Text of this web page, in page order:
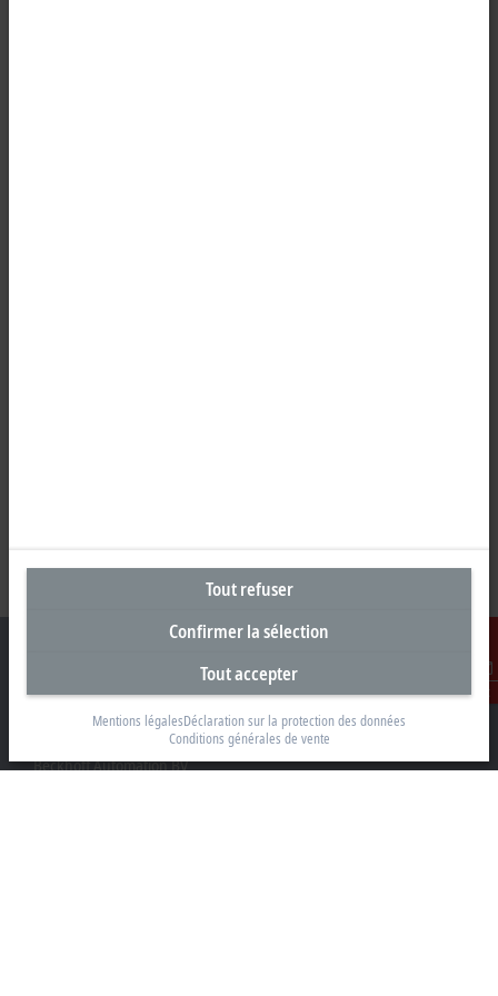
Contact
Siège social Belgique
Beckhoff Automation BV
Tout refuser
Confirmer la sélection
Tout accepter
Mentions légalesDéclaration sur la protection des données
Conditions générales de vente